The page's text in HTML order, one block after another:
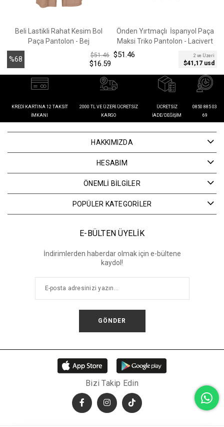
Beli Lastikli Rahat Kesim Bol
Paça Pantolon - Bej
%68
İndirim
$16.59
$51.46
Önden Yırtmaçlı İspanyol Paça
Maksi Triko Pantolon - Lacivert
$51.46 2 ve Üzeri
$41,17 usd
KREDI KARTINA 12 TAKSIT
İMKANI
2000 TL VE ÜZERI ÜCRETSIZ
KARGO
ÜCRETSIZ
İADE/DEĞIŞIM
0850 885 03
69
HAKKIMIZDA
HESABIM
ÖNEMLİ BİLGİLER
POPÜLER KATEGORİLER
E-BÜLTEN ÜYELİK
İndirimlerden haberdar olmak için e-bültene
kaydol!
GÖNDER
Bizi Takip Edin